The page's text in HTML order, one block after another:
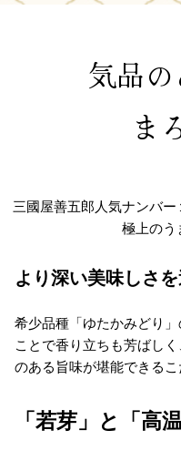
気品
ま
三國屋善五郎人気ナンバ
極上のう
より深い美味しさ
希少品種「ゆたかみどり
ことで香り立ちも芳ばし
のある旨味が堪能できる
「若芽」と「高